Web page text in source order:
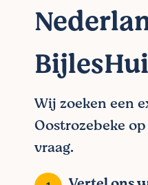
Wij zoeken een
Oostrozebeke
vraag.